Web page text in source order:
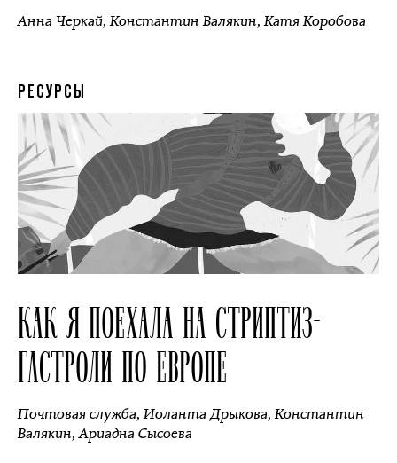
Анна Черкай,Константин Валякин,Катя Коробова
РЕСУРСЫ
КАК Я ПОЕХАЛА НА СТРИПТИЗ-
ГАСТРОЛИ ПО ЕВРОПЕ
Почтовая служба,Иоланта Дрыкова,Константин
Валякин,Ариадна Сысоева